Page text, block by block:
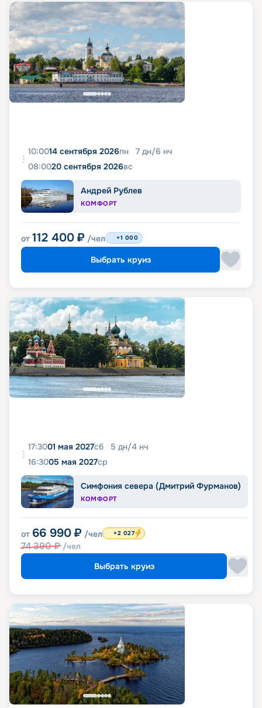
10:0014 сентября 2026пн 7 дн/6 нч
08:0020 сентября 2026вс
Андрей Рублев
КОМФОРТ
от 112 400 ₽ /чел +1 000
Выбрать круиз
17:3001 мая 2027сб 5 дн/4 нч
16:3005 мая 2027ср
Симфония севера (Дмитрий Фурманов)
КОМФОРТ
от 66 990 ₽ /чел
74 390₽ /чел
+2 027
Выбрать круиз